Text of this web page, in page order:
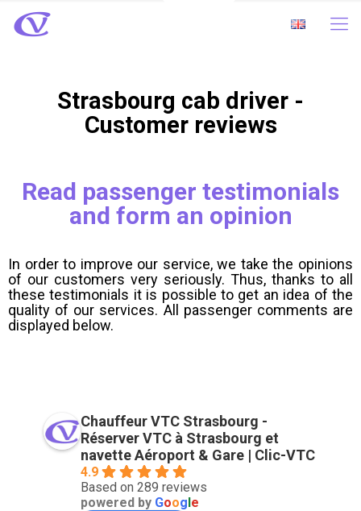
Strasbourg cab driver -
Customer reviews
Read passenger testimonials
and form an opinion
In order to improve our service, we take the opinions
of our customers very seriously. Thus, thanks to all
these testimonials it is possible to get an idea of ​​the
quality of our services. All passenger comments are
displayed below.
Chauffeur VTC Strasbourg -
Réserver VTC à Strasbourg et
navette Aéroport & Gare | Clic-VTC
4.9
Based on 289 reviews
powered by Google